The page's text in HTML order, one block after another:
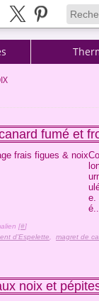
fumé et
e.
[#]
d'Espelette magret de
noix et